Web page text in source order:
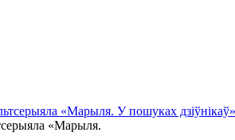
«Марыля. У пошуках дзіўнікаў»
«Марыля.